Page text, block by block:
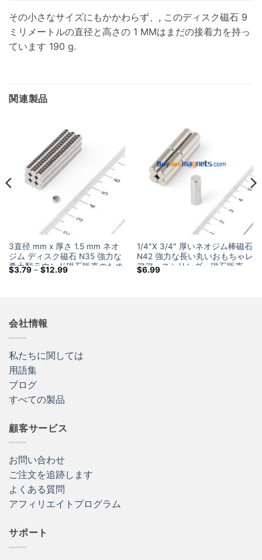
その小さなサイズにもかかわらず、, このディスク磁石 9
ミリメートルの直径と高さの 1 MMはまだの接着力を持っ
ています 190 g.
関連製品
3直径 mm x 厚さ 1.5 mm ネオ
ジム ディスク磁石 N35 強力な
希土類ラウンド磁石販売のため
の小型磁石 3×1.5mm
$3.79 – $12.99価
を
1/4″X 3/4″ 厚いネオジム棒磁石
N42 強力な長い丸いおもちゃレ
アアースシリンダー磁石販売
6.35×19.05mm
$6.99
会社情報
私たちに関しては
用語集
ブログ
すべての製品
顧客サービス
お問い合わせ
ご注文を追跡します
よくある質問
アフィリエイトプログラム
サポート